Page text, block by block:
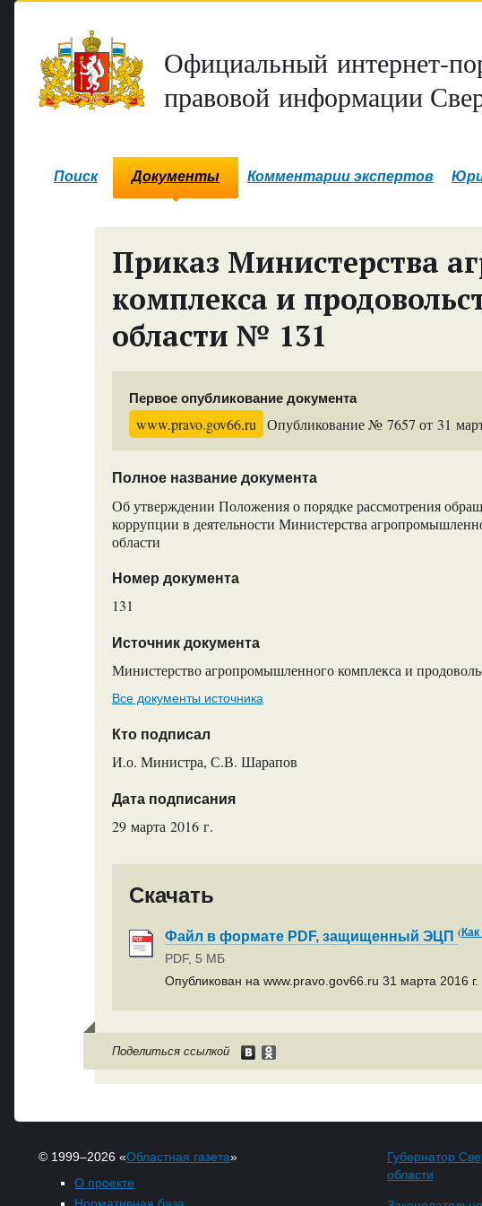
Официальный интернет-
правовой информации
Поиск Документы Комментарии экспертов
Приказ Министерства
комплекса и
области № 131
Первое опубликование документа
www.pravo.gov66.ru Опубликование № 7657 от 31
Полное название документа
Об утверждении Положения о порядке рассмотрения
коррупции в деятельности Министерства
области
Номер документа
131
Источник документа
Министерство агропромышленного комплекса и
Все документы источника
Кто подписал
И.о. Министра, С.В. Шарапов
Дата подписания
29 марта 2016 г.
Скачать
Файл в формате PDF, защищенный ЭЦП (Как
PDF, 5 МБ
Опубликован на www.pravo.gov66.ru 31 марта 2016 г.
Поделиться ссылкой
© 1999–2026 «Областная газета»
О проекте
Губернатор
области